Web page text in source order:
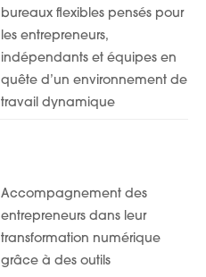
bureaux flexibles pensés pour
les entrepreneurs,
indépendants et équipes en
quête d’un environnement de
travail dynamique
Accompagnement des
entrepreneurs dans leur
transformation numérique
grâce à des outils